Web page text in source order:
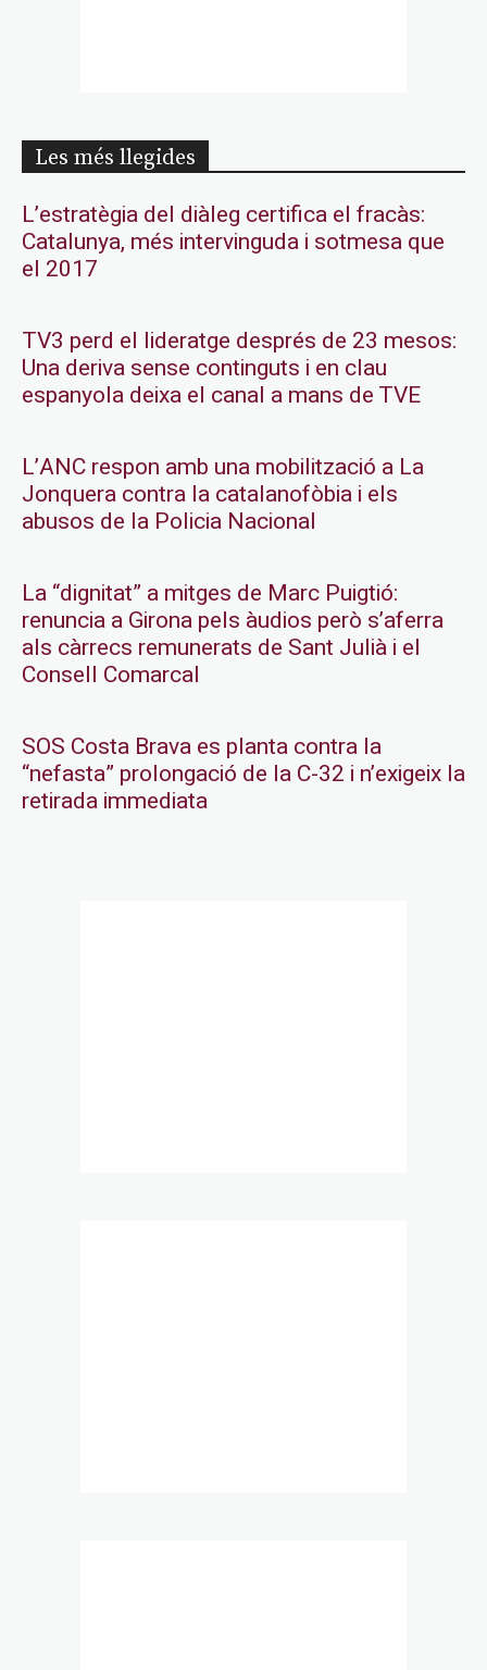
Les més llegides
L’estratègia del diàleg certifica el fracàs:
Catalunya, més intervinguda i sotmesa que
el 2017
TV3 perd el lideratge després de 23 mesos:
Una deriva sense continguts i en clau
espanyola deixa el canal a mans de TVE
L’ANC respon amb una mobilització a La
Jonquera contra la catalanofòbia i els
abusos de la Policia Nacional
La “dignitat” a mitges de Marc Puigtió:
renuncia a Girona pels àudios però s’aferra
als càrrecs remunerats de Sant Julià i el
Consell Comarcal
SOS Costa Brava es planta contra la
“nefasta” prolongació de la C-32 i n’exigeix la
retirada immediata